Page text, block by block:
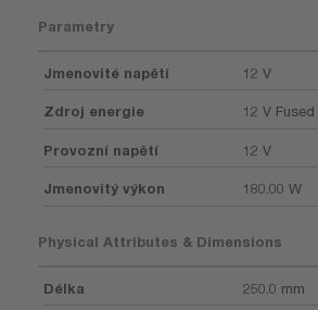
Parametry
Jmenovité napětí 12 V
Zdroj energie 12 V Fused
Provozní napětí 12 V
Jmenovitý výkon 180.00 W
Physical Attributes & Dimensions
Délka 250.0 mm